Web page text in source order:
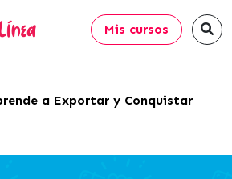
Mis cursos
a Exportar y Conquistar